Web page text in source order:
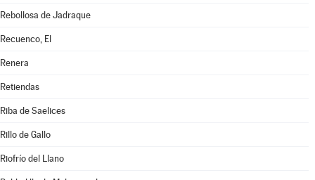
Rebollosa de Jadraque
Recuenco, El
Renera
Retiendas
Riba de Saelices
Rillo de Gallo
Riofrío del Llano